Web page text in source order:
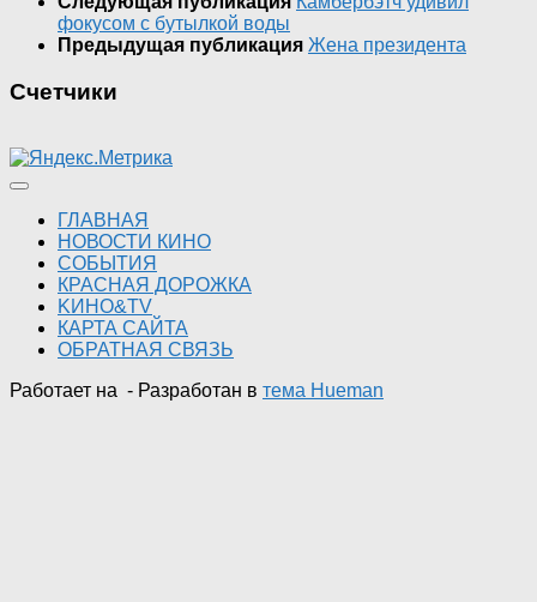
фокусом с бутылкой воды
Предыдущая публикация Жена президента
Счетчики
ГЛАВНАЯ
НОВОСТИ КИНО
СОБЫТИЯ
КРАСНАЯ ДОРОЖКА
KИНО&TV
КАРТА САЙТА
ОБРАТНАЯ СВЯЗЬ
Работает на - Разработан в тема Hueman